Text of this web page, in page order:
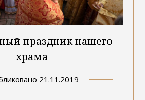
праздник нашего
храма
21.11.2019